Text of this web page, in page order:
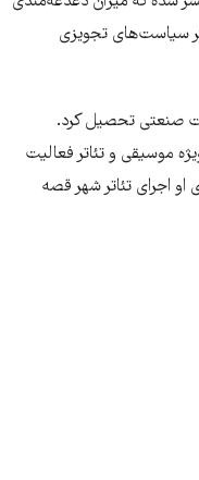
سیاست‌های تجویزی
صنعتی تحصیل کرد.
موسیقی و تئاتر فعالیت
اجرای تئاتر شهر قصه